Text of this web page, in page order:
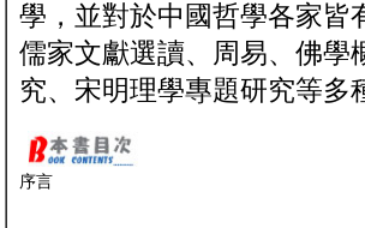
學，並對於中國哲學各家皆
儒家文獻選讀、周易、佛學
究、宋明理學專題研究等多
序言